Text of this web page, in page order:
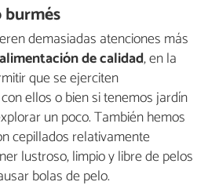
burmés
demasiadas atenciones más
alimentación de calidad, en la
que se ejerciten
ellos o bien si tenemos jardín
un poco. También hemos
cepillados relativamente
lustroso, limpio y libre de pelos
bolas de pelo.